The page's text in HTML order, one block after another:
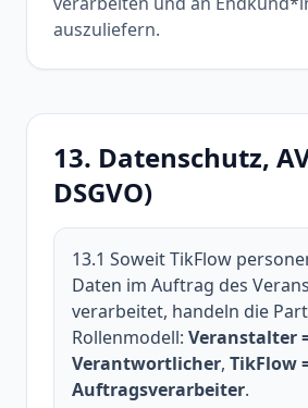
auszuliefern.
13. Datenschutz,
DSGVO)
13.1 Soweit TikFlow
Daten im Auftrag des
verarbeitet, handeln die
Rollenmodell: Veranstalter
Verantwortlicher, TikFlow
Auftragsverarbeiter.